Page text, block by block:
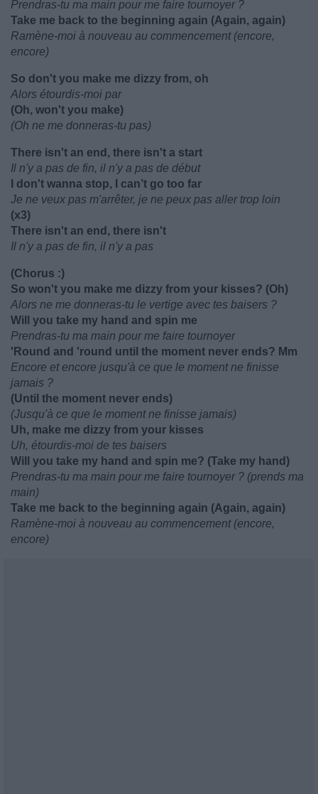
Prendras-tu ma main pour me faire tournoyer ?
Take mе back to the beginning again (Again, again)
Ramène-moi à nouveau au commencement (encore,
encore)
So don't you make me dizzy from, oh
Alors étourdis-moi par
(Oh, won't you make)
(Oh ne me donneras-tu pas)
There isn't an end, there isn't a start
Il n'y a pas de fin, il n'y a pas de début
I don't wanna stop, I can’t go too far
Je ne veux pas m'arrêter, je ne peux pas aller trop loin
(x3)
There isn't an end, there isn't
Il n'y a pas de fin, il n'y a pas
(Chorus :)
So won't you make me dizzy from your kisses? (Oh)
Alors ne me donneras-tu le vertige avec tes baisers ?
Will you take my hand and spin me
Prendras-tu ma main pour me faire tournoyer
'Round and 'round until the moment never ends? Mm
Encore et encore jusqu'à ce que le moment ne finisse
jamais ?
(Until the moment never ends)
(Jusqu'à ce que le moment ne finisse jamais)
Uh, make me dizzy from your kisses
Uh, étourdis-moi de tes baisers
Will you take my hand and spin me? (Take my hand)
Prendras-tu ma main pour me faire tournoyer ? (prends ma
main)
Take me back to the beginning again (Again, again)
Ramène-moi à nouveau au commencement (encore,
encore)